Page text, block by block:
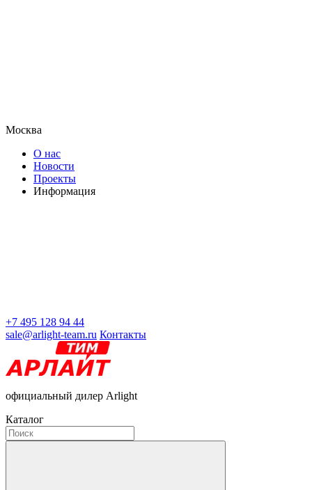
Москва
О нас
Новости
Проекты
Информация
+7 495 128 94 44
sale@arlight-team.ru Контакты
официальный дилер Arlight
Каталог